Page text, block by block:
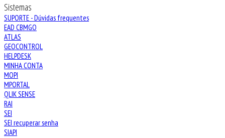
Sistemas
SUPORTE - Dúvidas frequentes
EAD CBMGO
ATLAS
GEOCONTROL
HELPDESK
MINHA CONTA
MOPI
MPORTAL
QLIK SENSE
RAI
SEI
SEI recuperar senha
SIAPI